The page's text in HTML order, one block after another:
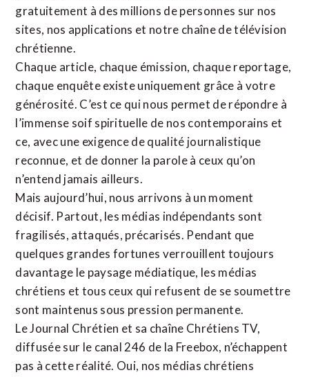
gratuitement à des millions de personnes sur nos
sites, nos applications et notre chaîne de télévision
chrétienne.
Chaque article, chaque émission, chaque reportage,
chaque enquête existe uniquement grâce à votre
générosité. C’est ce qui nous permet de répondre à
l’immense soif spirituelle de nos contemporains et
ce, avec une exigence de qualité journalistique
reconnue, et de donner la parole à ceux qu’on
n’entend jamais ailleurs.
Mais aujourd’hui, nous arrivons à un moment
décisif. Partout, les médias indépendants sont
fragilisés, attaqués, précarisés. Pendant que
quelques grandes fortunes verrouillent toujours
davantage le paysage médiatique, les médias
chrétiens et tous ceux qui refusent de se soumettre
sont maintenus sous pression permanente.
Le Journal Chrétien et sa chaîne Chrétiens TV,
diffusée sur le canal 246 de la Freebox, n’échappent
pas à cette réalité. Oui, nos médias chrétiens